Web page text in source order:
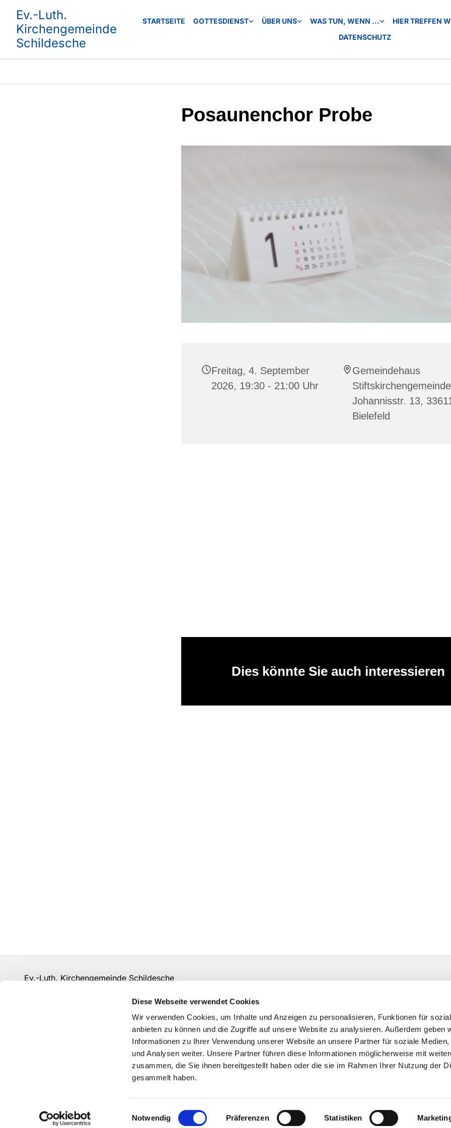
Diese Webseite verwendet Cookies
Wir verwenden Cookies, um Inhalte und Anzeigen zu personalisieren, Funktionen für
anbieten zu können und die Zugriffe auf unsere Website zu analysieren. Außerdem geben
Informationen zu Ihrer Verwendung unserer Website an unsere Partner für soziale Medien,
und Analysen weiter. Unsere Partner führen diese Informationen möglicherweise mit
zusammen, die Sie ihnen bereitgestellt haben oder die sie im Rahmen Ihrer Nutzung der
gesammelt haben.
Einwilligungsauswahl
Notwendig Präferenzen Statistiken
Ev.-Luth.
Kirchengemeinde
Schildesche
STARTSEITE GOTTESDIENST ÜBER UNS WAS TUN, WENN ...
HIER TREFFEN
DATENSCHUTZ
Posaunenchor Probe
Freitag, 4. September
2026, 19:30 - 21:00 Uhr
Gemeindehaus
Johannisstr. 13,
Bielefeld
Dies könnte Sie auch interessieren
Ev.-Luth. Kirchengemeinde Schildesche